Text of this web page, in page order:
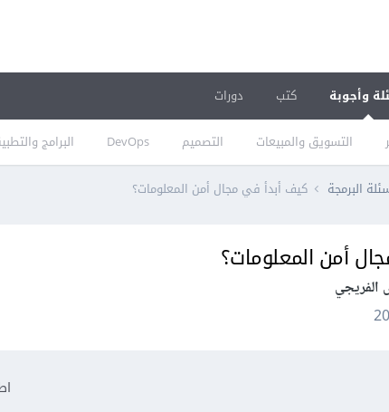
وأجوبة
التسويق والمبيعات التصميم DevOps البرامج
كتب دورات
البرمجة كيف أبدأ في مجال أمن المعلومات؟
أمن المعلومات؟